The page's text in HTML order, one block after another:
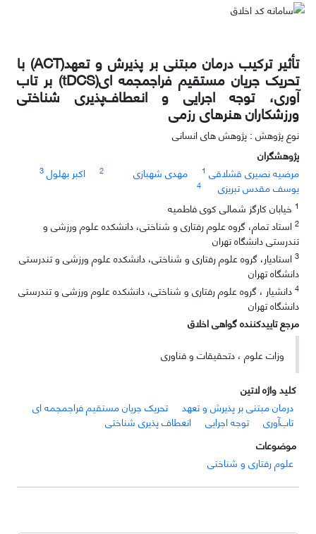
تأثیر ترکیب درمان مبتنی بر پذیرش و تعهد(ACT) با
تحریک جریان مستقیم فراجمجمه ای(tDCS) بر تاب
آوری، توجه اجرایی و انعطاف‌پذیری شناختی
ورزشکاران هنرهای رزمی
نوع پژوهش : پژوهش های انسانی
پژوهشگران
مرضیه نصیری قشلاقی 1 مهدی شهبازی 2 اکبر بهلول 3
یوسف مقدس تبریزی
4
1 خیابان کارگز شمالی کوی فاطمیه
2 استاد تمام، گروه علوم رفتاری و شناختی، دانشکده علوم ورزشی و
تندرستی دانشگاه تهران
3 استادیار، گروه علوم رفتاری و شناختی، دانشکده علوم ورزشی و تندرستی
دانشگاه تهران
4 دانشیار ، گروه علوم رفتاری و شناختی، دانشکده علوم ورزشی و تندرستی
دانشگاه تهران
مرجع تاییدکننده گواهی اخلاق
وزات علوم ، دتحقیقات و فناوری
کلید واژه لاتین
درمان مبتنی بر پذیرش و تعهد
تحریک جریان مستقیم فراجمجمه ای
تاب‌آوری
توجه اجرایی
انعطاف پذیری شناختی
موضوعات
علوم رفتاری و شناختی